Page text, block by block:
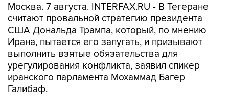
Москва. 7 августа. INTERFAX.RU - В Тегеране
считают провальной стратегию президента
США Дональда Трампа, который, по мнению
Ирана, пытается его запугать, и призывают
выполнить взятые обязательства для
урегулирования конфликта, заявил спикер
иранского парламента Мохаммад Багер
Галибаф.